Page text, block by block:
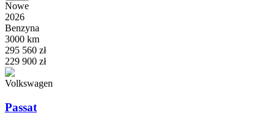
Nowe
2026
Benzyna
3000 km
295 560 zł
229 900 zł
Volkswagen
Passat